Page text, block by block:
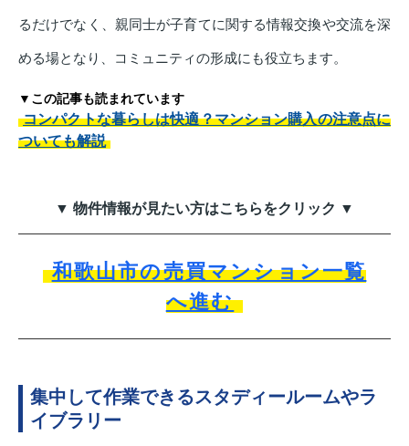
るだけでなく、親同士が子育てに関する情報交換や交流を深
める場となり、コミュニティの形成にも役立ちます。
▼この記事も読まれています
コンパクトな暮らしは快適？マンション購入の注意点に
ついても解説
▼ 物件情報が見たい方はこちらをクリック ▼
和歌山市の売買マンション一覧
へ進む
集中して作業できるスタディールームやラ
イブラリー